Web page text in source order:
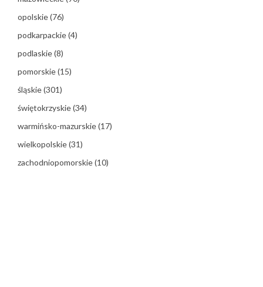
opolskie(76)
podkarpackie(4)
podlaskie(8)
pomorskie(15)
śląskie(301)
świętokrzyskie(34)
warmińsko-mazurskie(17)
wielkopolskie(31)
zachodniopomorskie(10)